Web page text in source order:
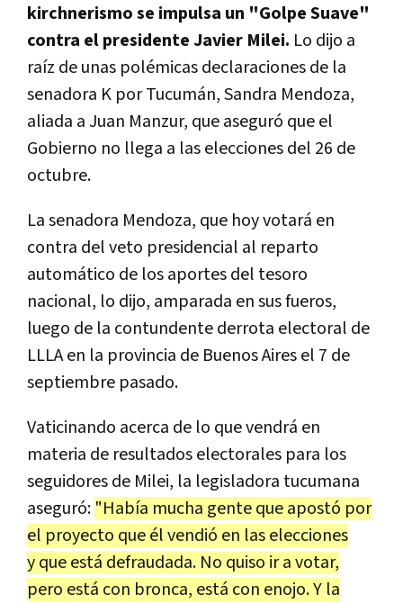
kirchnerismo se impulsa un "Golpe Suave"
contra el presidente Javier Milei. Lo dijo a
raíz de unas polémicas declaraciones de la
senadora K por Tucumán, Sandra Mendoza,
aliada a Juan Manzur, que aseguró que el
Gobierno no llega a las elecciones del 26 de
octubre.
La senadora Mendoza, que hoy votará en
contra del veto presidencial al reparto
automático de los aportes del tesoro
nacional, lo dijo, amparada en sus fueros,
luego de la contundente derrota electoral de
LLLA en la provincia de Buenos Aires el 7 de
septiembre pasado.
Vaticinando acerca de lo que vendrá en
materia de resultados electorales para los
seguidores de Milei, la legisladora tucumana
aseguró: "Había mucha gente que apostó por
el proyecto que él vendió en las elecciones
y que está defraudada. No quiso ir a votar,
pero está con bronca, está con enojo. Y la